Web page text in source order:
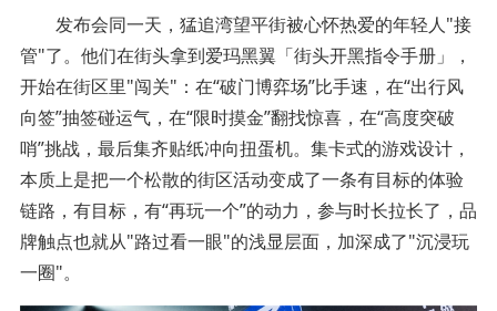
发布会同一天，猛追湾望平街被心怀热爱的年轻人"接
管"了。他们在街头拿到爱玛黑翼「街头开黑指令手册」，
开始在街区里"闯关"：在“破门博弈场”比手速，在“出行风
向签”抽签碰运气，在“限时摸金”翻找惊喜，在“高度突破
哨”挑战，最后集齐贴纸冲向扭蛋机。集卡式的游戏设计，
本质上是把一个松散的街区活动变成了一条有目标的体验
链路，有目标，有“再玩一个”的动力，参与时长拉长了，品
牌触点也就从"路过看一眼"的浅显层面，加深成了"沉浸玩
一圈"。